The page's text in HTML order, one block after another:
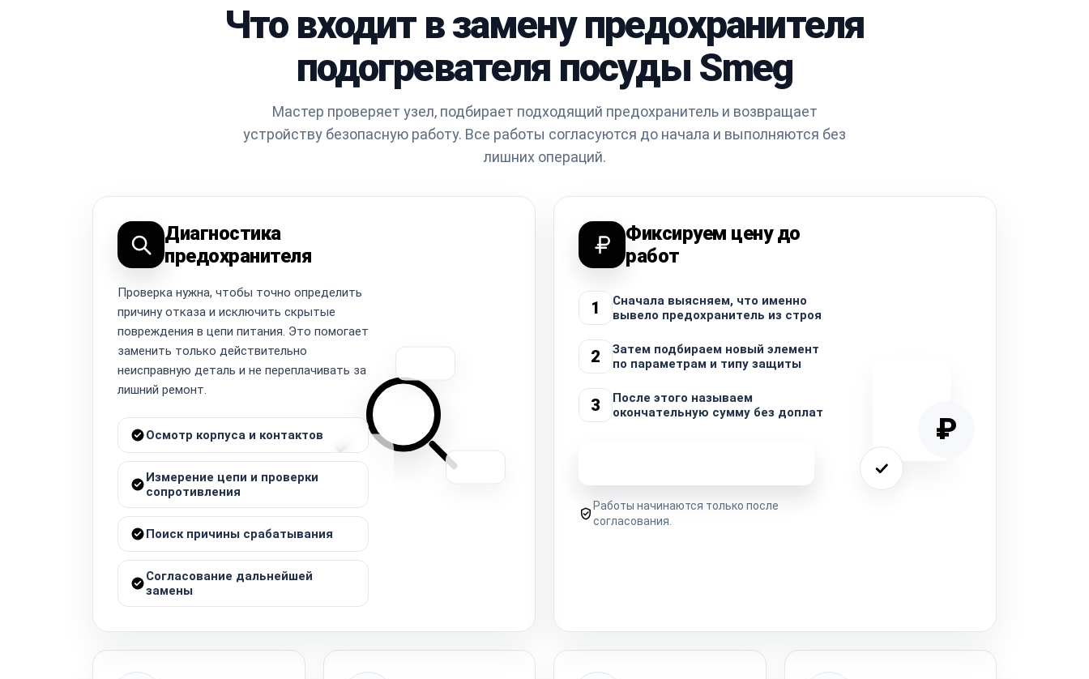
Что входит в замену предохранителя
подогревателя посуды Smeg
Мастер проверяет узел, подбирает подходящий предохранитель и возвращает
устройству безопасную работу. Все работы согласуются до начала и выполняются без
лишних операций.
Диагностика
предохранителя
Проверка нужна, чтобы точно определить
причину отказа и исключить скрытые
повреждения в цепи питания. Это помогает
заменить только действительно
неисправную деталь и не переплачивать за
лишний ремонт.
Осмотр корпуса и контактов
Измерение цепи и проверки
сопротивления
Поиск причины срабатывания
Согласование дальнейшей
замены
Фиксируем цену до
работ
1
Сначала выясняем, что именно
вывело предохранитель из строя
2
Затем подбираем новый элемент
по параметрам и типу защиты
3
После этого называем
окончательную сумму без доплат
Работы начинаются только после
согласования.
₽